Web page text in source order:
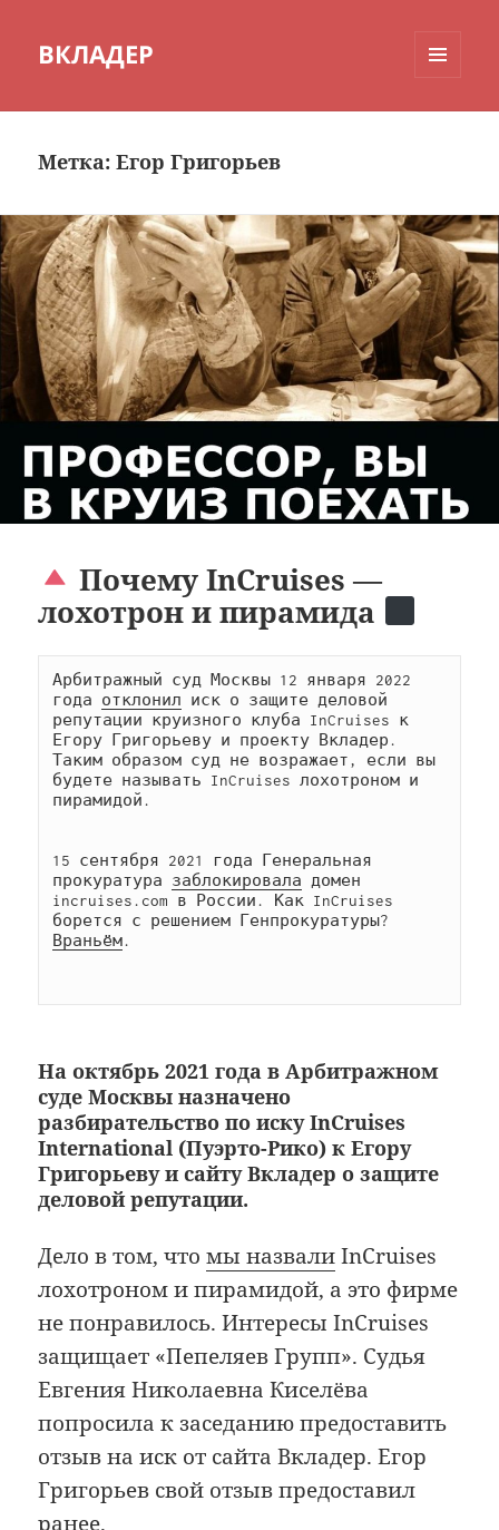
ВКЛАДЕР
Метка:Егор Григорьев
Почему InCruises —
лохотрон и пирамида
Арбитражный суд Москвы 12 января 2022
года отклонил иск о защите деловой
репутации круизного клуба InCruises к
Егору Григорьеву и проекту Вкладер.
Таким образом суд не возражает, если вы
будете называть InCruises лохотроном и
пирамидой.
15 сентября 2021 года Генеральная
прокуратура заблокировала домен
incruises.com в России. Как InCruises
Враньём.
На октябрь 2021 года в Арбитражном
суде Москвы назначено
разбирательство по иску InCruises
International (Пуэрто-Рико) к Егору
Григорьеву и сайту Вкладер о защите
деловой репутации.
Дело в том, чтомы назвалиInCruises
лохотроном и пирамидой, а это фирме
не понравилось. Интересы InCruises
защищает «Пепеляев Групп». Судья
Евгения Николаевна Киселёва
попросила к заседанию предоставить
отзыв на иск от сайта Вкладер. Егор
Григорьев свой отзыв предоставил
ранее.